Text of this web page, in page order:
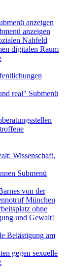
anzeigen
anzeigen
Nahfeld
digitalen Raum
real" Submenü
Wissenschaft,
Submenü
von der
München
ohne
und Gewalt!
Belästigung am
gegen sexuelle